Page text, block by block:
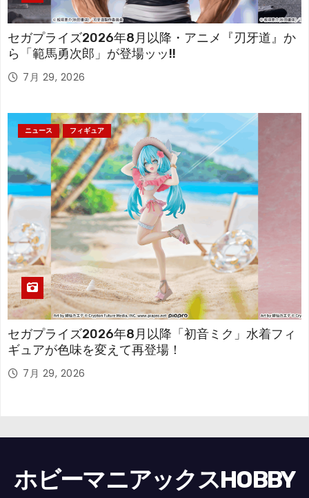
セガプライズ2026年8月以降・アニメ『刃牙道』か
ら「範馬勇次郎」が登場ッッ!!
7月 29, 2026
ニュース フィギュア
セガプライズ2026年8月以降「初音ミク」水着フィ
ギュアが色味を変えて再登場！
7月 29, 2026
ホビーマニアックスHOBBY